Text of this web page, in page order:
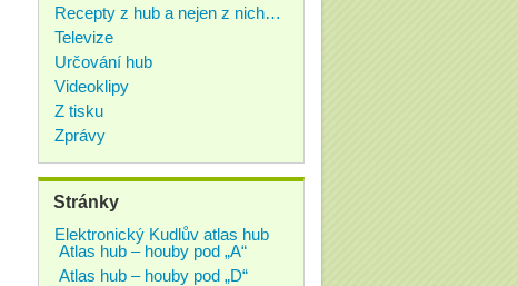
Recepty z hub a nejen z nich…
Televize
Určování hub
Videoklipy
Z tisku
Zprávy
Stránky
Elektronický Kudlův atlas hub
Atlas hub – houby pod „A“
Atlas hub – houby pod „D“